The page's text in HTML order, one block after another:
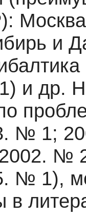
и
и др.
№ 1;
№
№ 1),